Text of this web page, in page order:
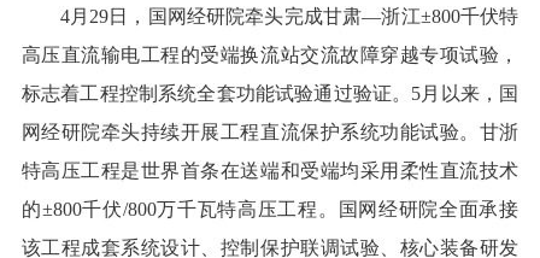
4月29日，国网经研院牵头完成甘肃—浙江±800千伏特
高压直流输电工程的受端换流站交流故障穿越专项试验，
标志着工程控制系统全套功能试验通过验证。5月以来，国
网经研院牵头持续开展工程直流保护系统功能试验。甘浙
特高压工程是世界首条在送端和受端均采用柔性直流技术
的±800千伏/800万千瓦特高压工程。国网经研院全面承接
该工程成套系统设计、控制保护联调试验、核心装备研发